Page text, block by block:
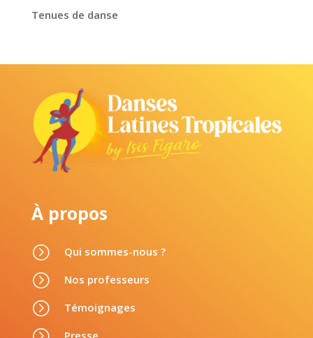
Tenues de danse
À propos
= Qui sommes-nous ?
= Nos professeurs
= Témoignages